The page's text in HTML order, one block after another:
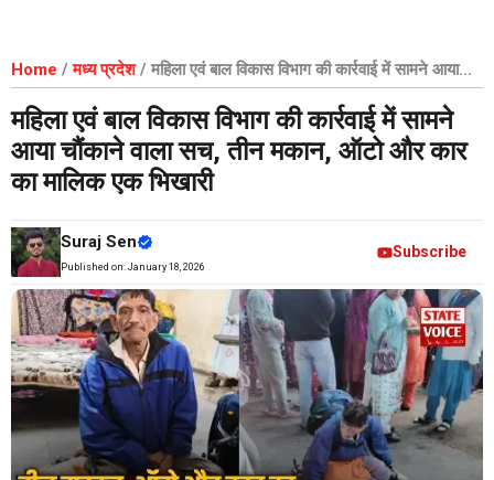
Home /मध्य प्रदेश/ महिला एवं बाल विकास विभाग की कार्रवाई में सामने आया
चौंकाने वाला सच, तीन मकान, ऑटो और कार का मालिक एक भिखारी
महिला एवं बाल विकास विभाग की कार्रवाई में सामने
आया चौंकाने वाला सच, तीन मकान, ऑटो और कार
का मालिक एक भिखारी
Suraj Sen
Published on: January 18, 2026
Subscribe